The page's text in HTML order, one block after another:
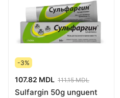
-3%
107.82 MDL 111.15 MDL
Sulfargin 50g unguent